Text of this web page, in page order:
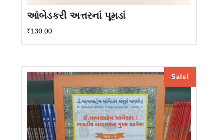
આંબેડકરી અત્તરનાં પૂમડાં
₹130.00
Sale!